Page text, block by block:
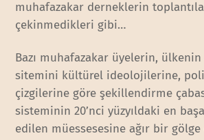
muhafazakar derneklerin
çekinmedikleri gibi…
Bazı muhafazakar üyelerin,
sitemini kültürel ideolojilerine,
çizgilerine göre şekillendirme
sisteminin 20’nci yüzyıldaki en
edilen müessesesine ağır bir